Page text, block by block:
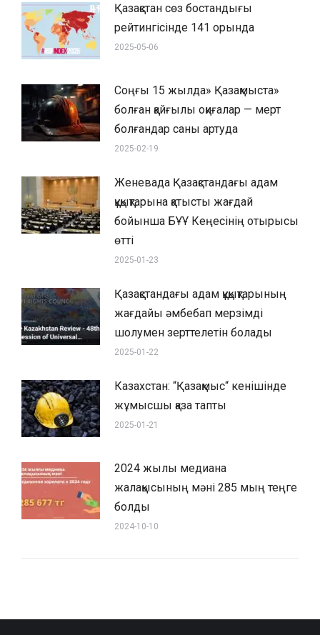
Қазақстан сөз бостандығы
рейтингісінде 141 орында
2025-05-06
Соңғы 15 жылда» Қазақмыста»
болған қайғылы оқиғалар — мерт
болғандар саны артуда
2025-02-19
Женевада Қазақстандағы адам
құқықтарына қатысты жағдай
бойынша БҰҰ Кеңесінің отырысы
өтті
2025-01-23
Қазақстандағы адам құқықтарының
жағдайы әмбебап мерзімді
шолумен зерттелетін болады
2025-01-22
Казахстан: “Қазақмыс“ кенішінде
жұмысшы қаза тапты
2025-01-21
2024 жылы медиана
жалақысының мәні 285 мың теңге
болды
2024-10-10